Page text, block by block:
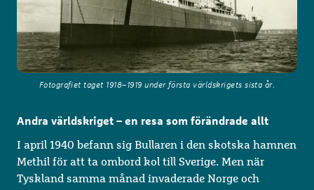
Fotografiet taget 1918–1919 under första världskrigets sista år.
Andra världskriget – en resa som förändrade allt
I april 1940 befann sig Bullaren i den skotska hamnen
Methil för att ta ombord kol till Sverige. Men när
Tyskland samma månad invaderade Norge och